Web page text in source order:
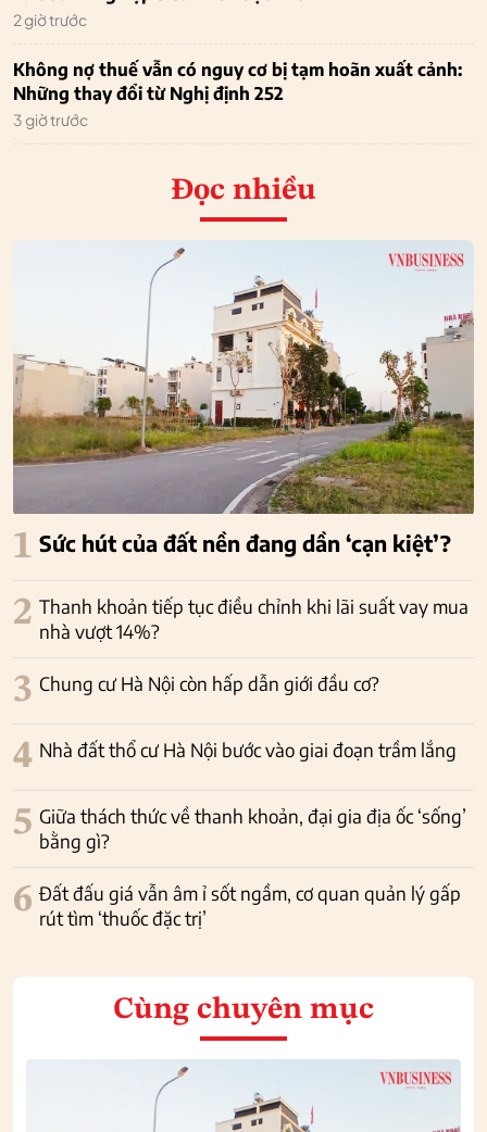
2 giờ trước
Không nợ thuế vẫn có nguy cơ bị tạm hoãn xuất cảnh:
Những thay đổi từ Nghị định 252
3 giờ trước
Đọc nhiều
1 Sức hút của đất nền đang dần ‘cạn kiệt’?
2 Thanh khoản tiếp tục điều chỉnh khi lãi suất vay mua
nhà vượt 14%?
3 Chung cư Hà Nội còn hấp dẫn giới đầu cơ?
4 Nhà đất thổ cư Hà Nội bước vào giai đoạn trầm lắng
5 Giữa thách thức về thanh khoản, đại gia địa ốc ‘sống’
bằng gì?
6 Đất đấu giá vẫn âm ỉ sốt ngầm, cơ quan quản lý gấp
rút tìm ‘thuốc đặc trị’
Cùng chuyên mục